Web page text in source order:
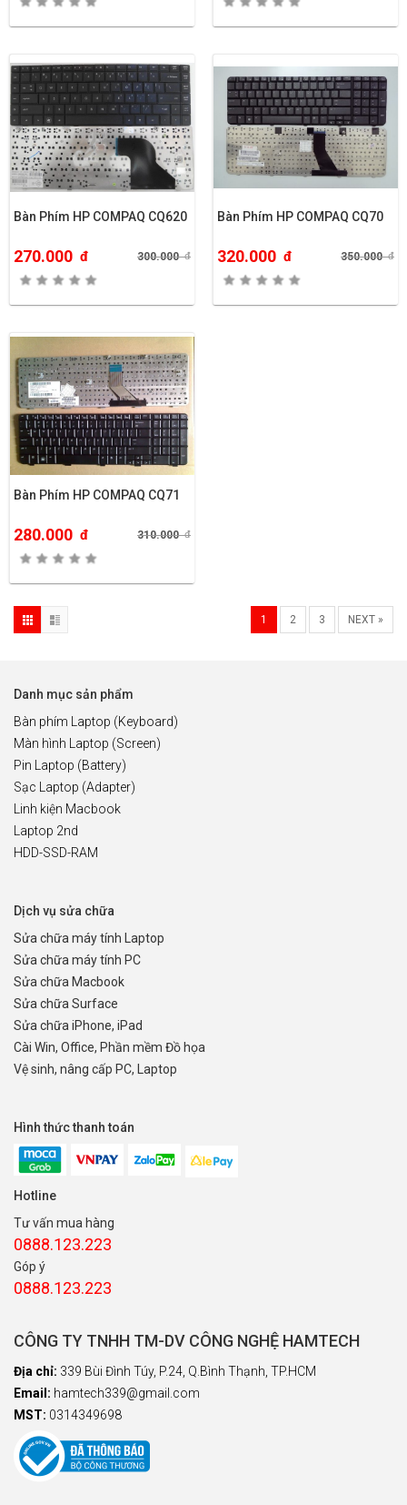
Bàn Phím HP COMPAQ CQ620
270.000 đ 300.000đ
Bàn Phím HP COMPAQ CQ70
320.000 đ 350.000đ
Bàn Phím HP COMPAQ CQ71
280.000 đ 310.000đ
1 2 3 NEXT »
Danh mục sản phẩm
Bàn phím Laptop (Keyboard)
Màn hình Laptop (Screen)
Pin Laptop (Battery)
Sạc Laptop (Adapter)
Linh kiện Macbook
Laptop 2nd
HDD-SSD-RAM
Dịch vụ sửa chữa
Sửa chữa máy tính Laptop
Sửa chữa máy tính PC
Sửa chữa Macbook
Sửa chữa Surface
Sửa chữa iPhone, iPad
Cài Win, Office, Phần mềm Đồ họa
Vệ sinh, nâng cấp PC, Laptop
Hình thức thanh toán
Hotline
Tư vấn mua hàng
0888.123.223
Góp ý
0888.123.223
CÔNG TY TNHH TM-DV CÔNG NGHỆ HAMTECH
Địa chỉ: 339 Bùi Đình Túy, P.24, Q.Bình Thạnh, TP.HCM
Email: hamtech339@gmail.com
MST: 0314349698